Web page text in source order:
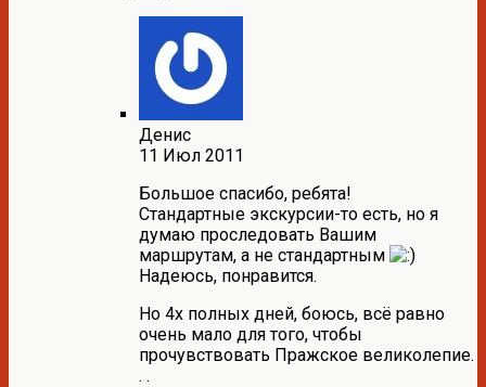
Денис
11 Июл 2011
Большое спасибо, ребята!
Стандартные экскурсии-то есть, но я
думаю проследовать Вашим
маршрутам, а не стандартным
Надеюсь, понравится.
Но 4х полных дней, боюсь, всё равно
очень мало для того, чтобы
прочувствовать Пражское великолепие.
. .